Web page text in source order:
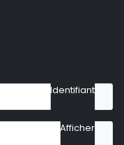
Identifiant
Afficher